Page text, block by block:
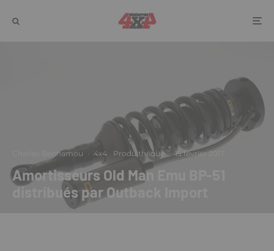
Charles Benhamou · 4x4 Produithèque · 15 février 2017
Amortisseurs Old Man Emu BP-51
distribués par Outback Import